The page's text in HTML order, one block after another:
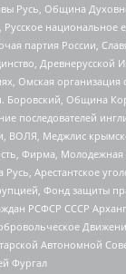
Русь, Община
партия России,
Омская
Община
последователей
Меджлис
Фирма,
Арестантское
Фонд защиты
РСФСР СССР
Автономной
Фургал